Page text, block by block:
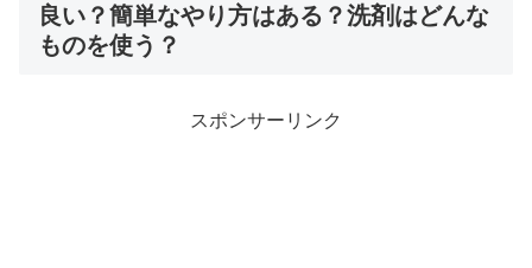
良い？簡単なやり方はある？洗剤はどんな
ものを使う？
スポンサーリンク